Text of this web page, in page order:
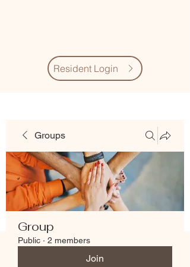
Resident Login
Groups
Group
Public · 2 members
Join